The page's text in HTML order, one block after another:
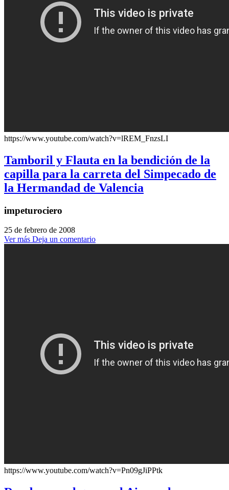
https://www.youtube.com/watch?v=lREM_FnzsLI
Tamboril y Flauta en la bendición de la
capilla para la carreta del Simpecado de
la Hermandad de Valencia
impeturociero
25 de febrero de 2008
Ver más Deja un comentario
https://www.youtube.com/watch?v=Pn09gJiPPtk